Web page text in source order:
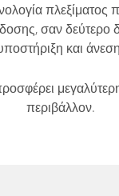
σαν δεύτερο
και
περιβάλλον.